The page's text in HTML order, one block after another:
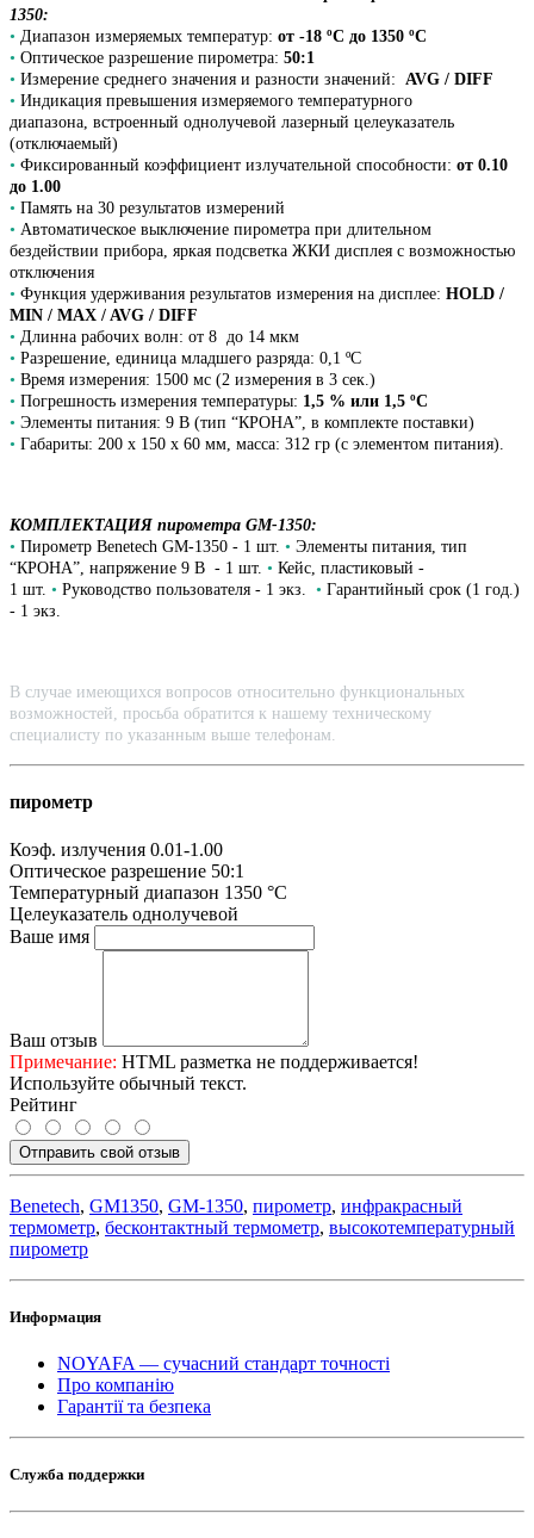
1350:
• Диапазон измеряемых температур: от -18 ºC до 1350 ºC
• Оптическое разрешение пирометра: 50:1
• Измерение среднего значения и разности значений: AVG / DIFF
• Индикация превышения измеряемого температурного
диапазона, встроенный однолучевой лазерный целеуказатель
(отключаемый)
• Фиксированный коэффициент излучательной способности: от 0.10
до 1.00
• Память на 30 результатов измерений
• Автоматическое выключение пирометра при длительном
бездействии прибора, яркая подсветка ЖКИ дисплея с возможностью
отключения
• Функция удерживания результатов измерения на дисплее: HOLD /
MIN / MAX / AVG / DIFF
• Длинна рабочих волн: от 8 до 14 мкм
• Разрешение, единица младшего разряда: 0,1 ºC
• Время измерения: 1500 мс (2 измерения в 3 сек.)
• Погрешность измерения температуры: 1,5 % или 1,5 ºC
• Элементы питания: 9 В (тип “КРОНА”, в комплекте поставки)
• Габариты: 200 x 150 x 60 мм, масса: 312 гр (с элементом питания).
КОМПЛЕКТАЦИЯ пирометра GM-1350:
• Пирометр Benetech GM-1350 - 1 шт. • Элементы питания, тип
“КРОНА”, напряжение 9 В - 1 шт. • Кейс, пластиковый -
1 шт. • Руководство пользователя - 1 экз. • Гарантийный срок (1 год.)
- 1 экз.
В случае имеющихся вопросов относительно функциональных
возможностей, просьба обратится к нашему техническому
специалисту по указанным выше телефонам.
пирометр
Коэф. излучения 0.01-1.00
Оптическое разрешение 50:1
Температурный диапазон 1350 °С
Целеуказатель однолучевой
Ваше имя
Ваш отзыв
Примечание: HTML разметка не поддерживается!
Используйте обычный текст.
Рейтинг
Отправить свой отзыв
Benetech, GM1350, GM-1350, пирометр, инфракрасный
термометр, бесконтактный термометр, высокотемпературный
пирометр
Информация
NOYAFA — сучасний стандарт точності
Про компанію
Гарантії та безпека
Служба поддержки